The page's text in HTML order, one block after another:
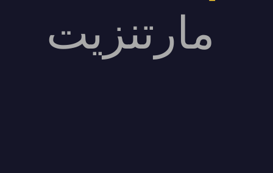
مارتنزیت